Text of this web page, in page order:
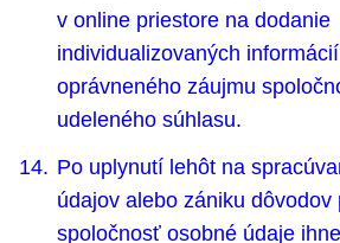
v online priestore na dodanie
individualizovaných
oprávneného záujmu
udeleného súhlasu.
Po uplynutí lehôt na
údajov alebo zániku dôvodov
spoločnosť osobné údaje